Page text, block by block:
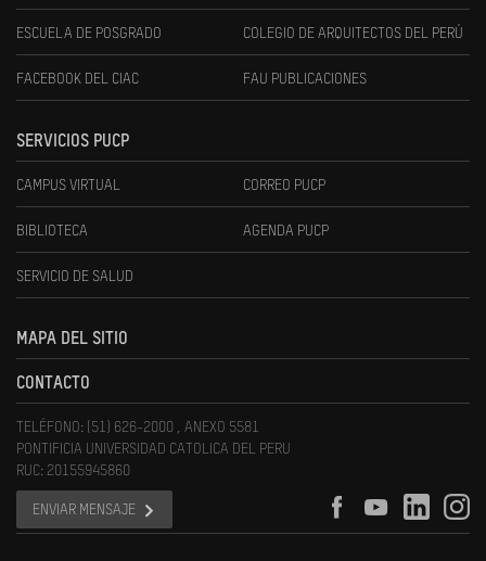
ESCUELA DE POSGRADO COLEGIO DE ARQUITECTOS DEL PERÚ
FACEBOOK DEL CIAC FAU PUBLICACIONES
SERVICIOS PUCP
CAMPUS VIRTUAL CORREO PUCP
BIBLIOTECA AGENDA PUCP
SERVICIO DE SALUD
MAPA DEL SITIO
CONTACTO
TELÉFONO: (51) 626-2000 , ANEXO 5581
PONTIFICIA UNIVERSIDAD CATOLICA DEL PERU
RUC: 20155945860
ENVIAR MENSAJE